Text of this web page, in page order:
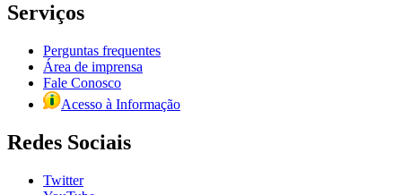
Serviços
Perguntas frequentes
Área de imprensa
Fale Conosco
Acesso à Informação
Redes Sociais
Twitter